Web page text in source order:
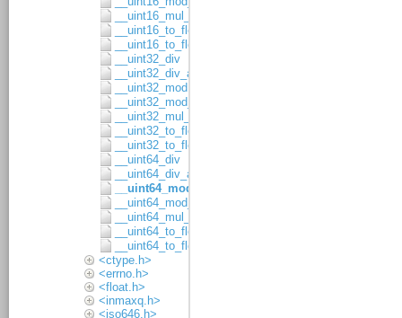
__uint16_mul_8x8
__uint16_to_float32
__uint16_to_float64
__uint32_div
__uint32_div_asgn
__uint32_mod
__uint32_mod_asgn
__uint32_mul_16x16
__uint32_to_float32
__uint32_to_float64
__uint64_div
__uint64_div_asgn
__uint64_mod
__uint64_mod_asgn
__uint64_mul_32x32
__uint64_to_float32
__uint64_to_float64
<ctype.h>
<errno.h>
<float.h>
<inmaxq.h>
<iso646.h>